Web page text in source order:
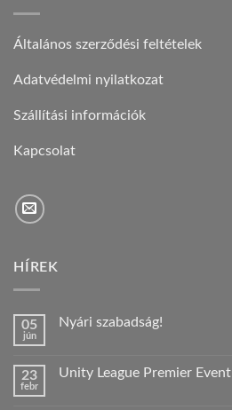
Általános szerződési feltételek
Adatvédelmi nyilatkozat
Szállítási információk
Kapcsolat
HÍREK
05
jún
Nyári szabadság!
Nyári
23
febr
Unity League Premier Event